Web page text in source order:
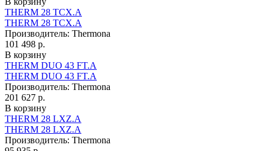
THERM 28 TCX.A
THERM 28 TCX.A
Производитель: Thermona
101 498 р.
В корзину
THERM DUO 43 FT.A
THERM DUO 43 FT.A
Производитель: Thermona
201 627 р.
В корзину
THERM 28 LXZ.A
THERM 28 LXZ.A
Производитель: Thermona